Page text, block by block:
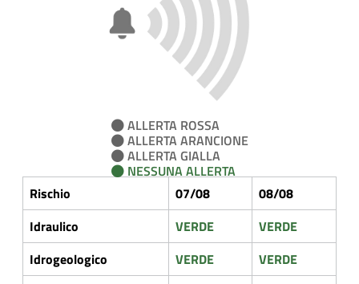
ALLERTA ROSSA
ALLERTA ARANCIONE
ALLERTA GIALLA
NESSUNA ALLERTA
Rischio
07/08
08/08
Idraulico
VERDE
VERDE
Idrogeologico
VERDE
VERDE